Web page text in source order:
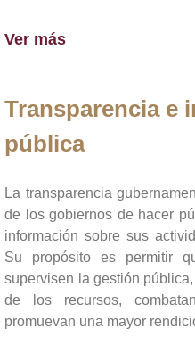
Ver más
Transparencia e
pública
La transparencia
de los gobiernos de hacer
información sobre sus
Su propósito es permitir
supervisen la gestión
de los recursos,
promuevan una mayor